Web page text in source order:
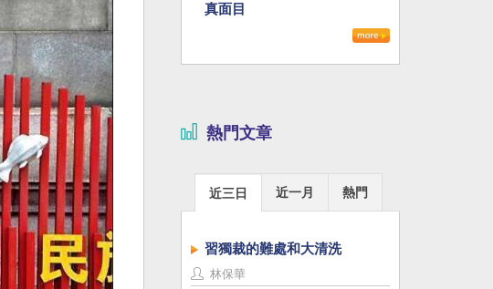
真面目
熱門文章
近三日 近一月 熱門
習獨裁的難處和大清洗
林保華